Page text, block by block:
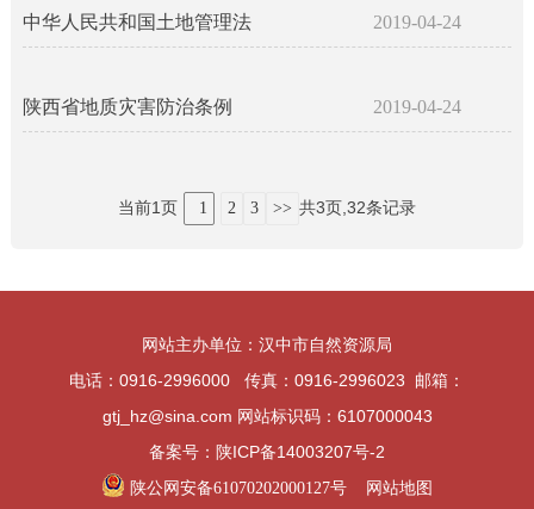
中华人民共和国土地管理法 2019-04-24
陕西省地质灾害防治条例 2019-04-24
当前1页 1 2 3 >> 共3页,32条记录
网站主办单位：汉中市自然资源局
电话：0916-2996000 传真：0916-2996023 邮箱：
gtj_hz@sina.com 网站标识码：6107000043
备案号：陕ICP备14003207号-2
陕公网安备61070202000127号 网站地图